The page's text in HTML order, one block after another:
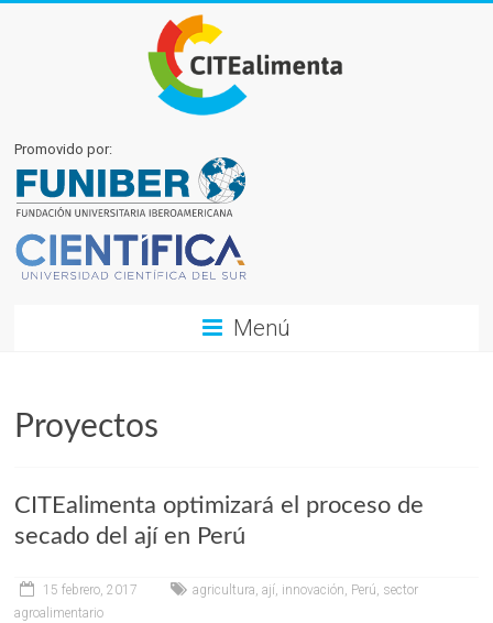
Promovido por:
Menú
Proyectos
CITEalimenta optimizará el proceso de
secado del ají en Perú
15 febrero, 2017 agricultura,ají, innovación, Perú, sector
agroalimentario